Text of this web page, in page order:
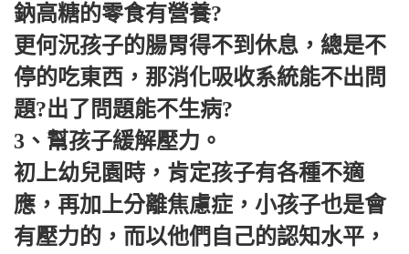
鈉高糖的零食有營養?
更何況孩子的腸胃得不到休息，總是不
停的吃東西，那消化吸收系統能不出問
題?出了問題能不生病?
3、幫孩子緩解壓力。
初上幼兒園時，肯定孩子有各種不適
應，再加上分離焦慮症，小孩子也是會
有壓力的，而以他們自己的認知水平，